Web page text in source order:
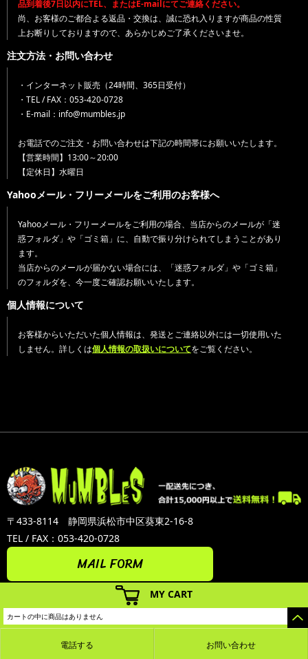
MY CART
カートの中に商品はありません
品到着後7日以内にTEL、またはE-mailにてご連絡ください。
尚、お客様のご都合よる返品・交換は、誠に恐れ入りますが商品の性質
上お断りしておりますので、あらかじめご了承くださいませ。
注文方法・お問い合わせ
・インターネット販売（24時間、365日受付）
・TEL / FAX：053-420-0728
・E-mail：info@mumbles.jp
お電話でのご注文・お問い合わせは下記の時間帯にお願いいたします。
【営業時間】13:00～20:00
【定休日】水曜日
Yahooメール・フリーメールをご利用のお客様へ
Yahooメール・フリーメールをご利用の場合、当店からのメールが「迷
惑フォルダ」や「ゴミ箱」に、自動で振り分けられてしまうことがあり
ます。
当店からのメールが届かない場合には、「迷惑フォルダ」や「ゴミ箱」
のフォルダを、今一度ご確認お願いいたします。
個人情報について
お客様からいただいた個人情報は、発送とご連絡以外には一切使用いた
しません。詳しくは個人情報の取扱いについてをご覧ください。
〒433-8114 静岡県浜松市中区葵東2-16-8
TEL / FAX：053-420-0728
MAIL FORM
カラーミーショップ Copyright (C) 2005-2026 GMOペパボ株式会社All Rights Reserved.
電話する お問い合わせ